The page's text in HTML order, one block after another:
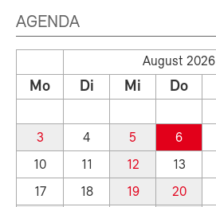
AGENDA
August 2026
Mo Di Mi Do
3
4 5 6
10
11 12 13
17
18 19 20